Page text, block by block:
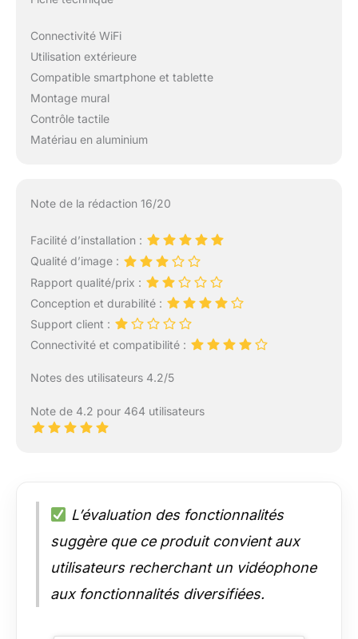
Connectivité WiFi
Utilisation extérieure
Compatible smartphone et tablette
Montage mural
Contrôle tactile
Matériau en aluminium
Note de la rédaction 16/20
Facilité d’installation :
Qualité d’image :
Rapport qualité/prix :
Conception et durabilité :
Support client :
Connectivité et compatibilité :
Notes des utilisateurs 4.2/5
Note de 4.2 pour 464 utilisateurs
L’évaluation des fonctionnalités
suggère que ce produit convient aux
utilisateurs recherchant un vidéophone
aux fonctionnalités diversifiées.